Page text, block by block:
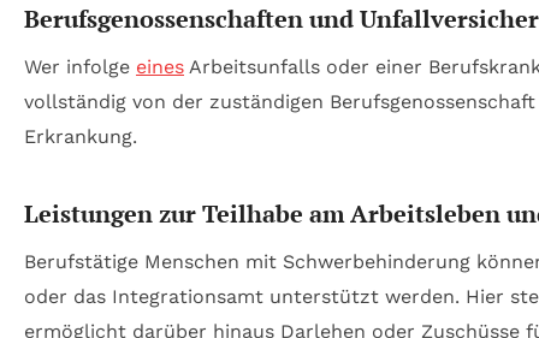
Berufsgenossenschaften und
Wer infolge eines Arbeitsunfalls oder einer
vollständig von der zuständigen
Erkrankung.
Leistungen zur Teilhabe am Arbeitsleben
Berufstätige Menschen mit Schwerbehinderung
oder das Integrationsamt unterstützt werden. Hier
ermöglicht darüber hinaus Darlehen oder Zuschüsse